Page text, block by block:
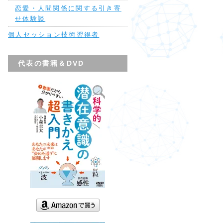
恋愛・人間関係に関する引き寄
せ体験談
個人セッション技術習得者
代表の書籍＆DVD